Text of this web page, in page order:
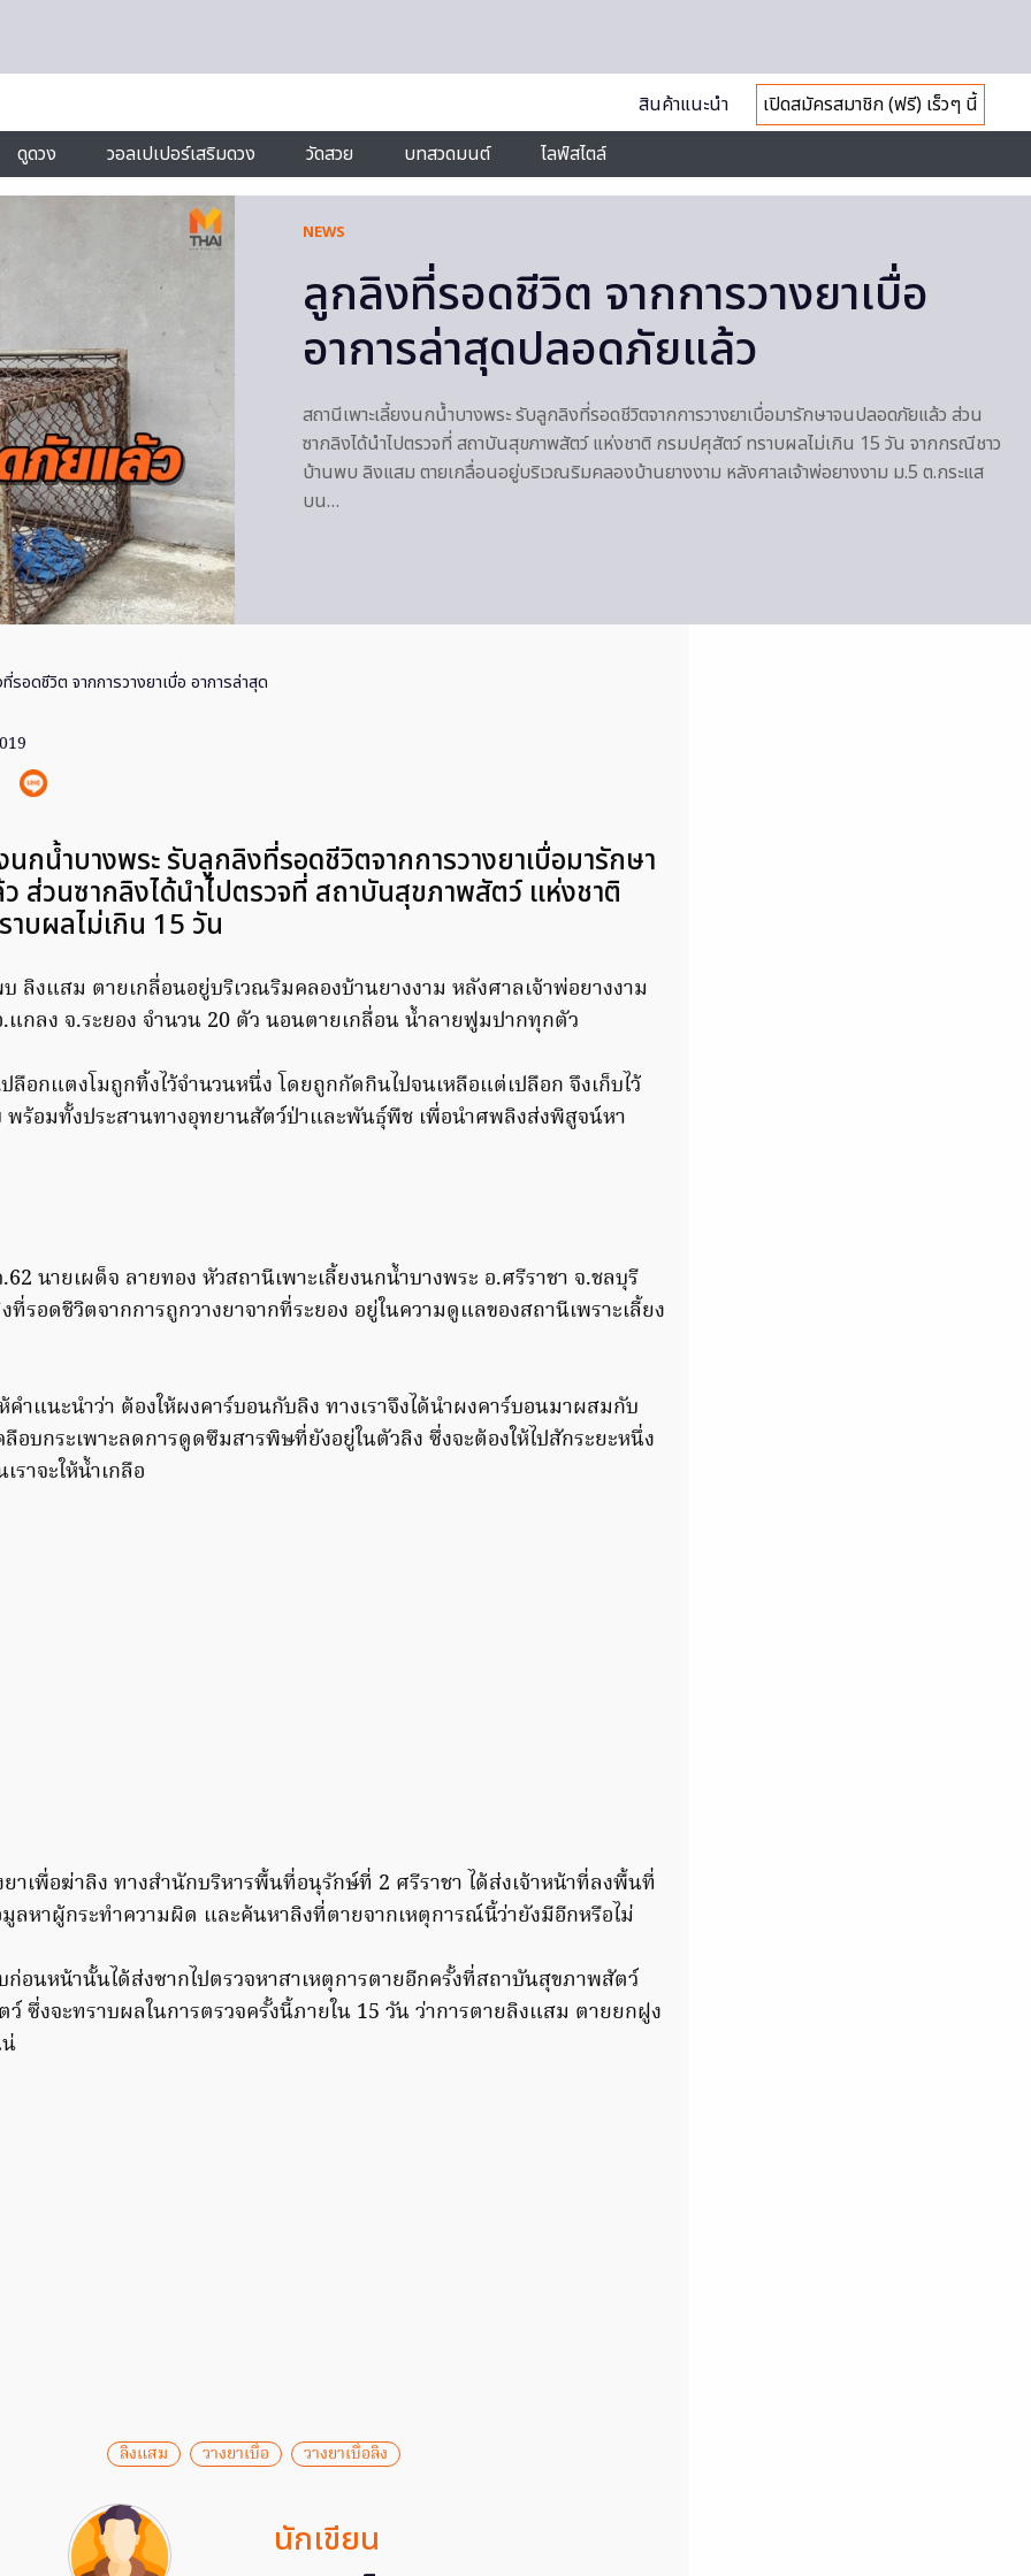
สินค้าแนะนำ
เปิดสมัครสมาชิก (ฟรี) เร็วๆ นี้
ดูดวง
วอลเปเปอร์เสริมดวง วัดสวย บทสวดมนต์ ไลฟ์สไตล์
NEWS
ลูกลิงที่รอดชีวิต จากการวางยาเบื่อ
อาการล่าสุดปลอดภัยแล้ว
สถานีเพาะเลี้ยงนกน้ำบางพระ รับลูกลิงที่รอดชีวิตจากการวางยาเบื่อมารักษาจนปลอดภัยแล้ว ส่วน
ซากลิงได้นำไปตรวจที่ สถาบันสุขภาพสัตว์ แห่งชาติ กรมปศุสัตว์ ทราบผลไม่เกิน 15 วัน จากกรณีชาว
บ้านพบ ลิงแสม ตายเกลื่อนอยู่บริเวณริมคลองบ้านยางงาม หลังศาลเจ้าพ่อยางงาม ม.5 ต.กระแส
บน…
อดชีวิต จากการวางยาเบื่อ อาการล่าสุด
นกน้ำบางพระ รับลูกลิงที่รอดชีวิตจากการวางยาเบื่อมารักษา
ส่วนซากลิงได้นำไปตรวจที่ สถาบันสุขภาพสัตว์ แห่งชาติ
บผลไม่เกิน 15 วัน
ลิงแสม ตายเกลื่อนอยู่บริเวณริมคลองบ้านยางงาม หลังศาลเจ้าพ่อยางงาม
กลง จ.ระยอง จำนวน 20 ตัว นอนตายเกลื่อน น้ำลายฟูมปากทุกตัว
อกแตงโมถูกทิ้งไว้จำนวนหนึ่ง โดยถูกกัดกินไปจนเหลือแต่เปลือก จึงเก็บไว้
พร้อมทั้งประสานทางอุทยานสัตว์ป่าและพันธุ์พืช เพื่อนำศพลิงส่งพิสูจน์หา
นายเผด็จ ลายทอง หัวสถานีเพาะเลี้ยงนกน้ำบางพระ อ.ศรีราชา จ.ชลบุรี
ที่รอดชีวิตจากการถูกวางยาจากที่ระยอง อยู่ในความดูแลของสถานีเพราะเลี้ยง
ำแนะนำว่า ต้องให้ผงคาร์บอนกับลิง ทางเราจึงได้นำผงคาร์บอนมาผสมกับ
ลือบกระเพาะลดการดูดซึมสารพิษที่ยังอยู่ในตัวลิง ซึ่งจะต้องให้ไปสักระยะหนึ่ง
ราจะให้น้ำเกลือ
ยาเพื่อฆ่าลิง ทางสำนักบริหารพื้นที่อนุรักษ์ที่ 2 ศรีราชา ได้ส่งเจ้าหน้าที่ลงพื้นที่
มูลหาผู้กระทำความผิด และค้นหาลิงที่ตายจากเหตุการณ์นี้ว่ายังมีอีกหรือไม่
อนหน้านั้นได้ส่งซากไปตรวจหาสาเหตุการตายอีกครั้งที่สถาบันสุขภาพสัตว์
ซึ่งจะทราบผลในการตรวจครั้งนี้ภายใน 15 วัน ว่าการตายลิงแสม ตายยกฝูง
ลิงแสม วางยาเบื่อ วางยาเบื่อลิง
นักเขียน